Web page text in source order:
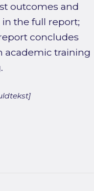
outcomes and
the full report;
concludes
academic training